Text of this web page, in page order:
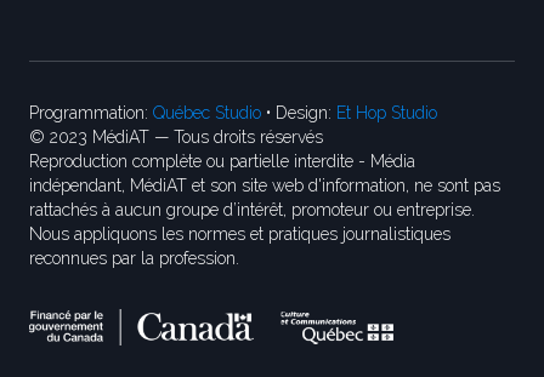
Programmation: Québec Studio • Design: Et Hop Studio
© 2023 MédiAT — Tous droits réservés
Reproduction complète ou partielle interdite - Média
indépendant, MédiAT et son site web d'information, ne sont pas
rattachés à aucun groupe d’intérêt, promoteur ou entreprise.
Nous appliquons les normes et pratiques journalistiques
reconnues par la profession.